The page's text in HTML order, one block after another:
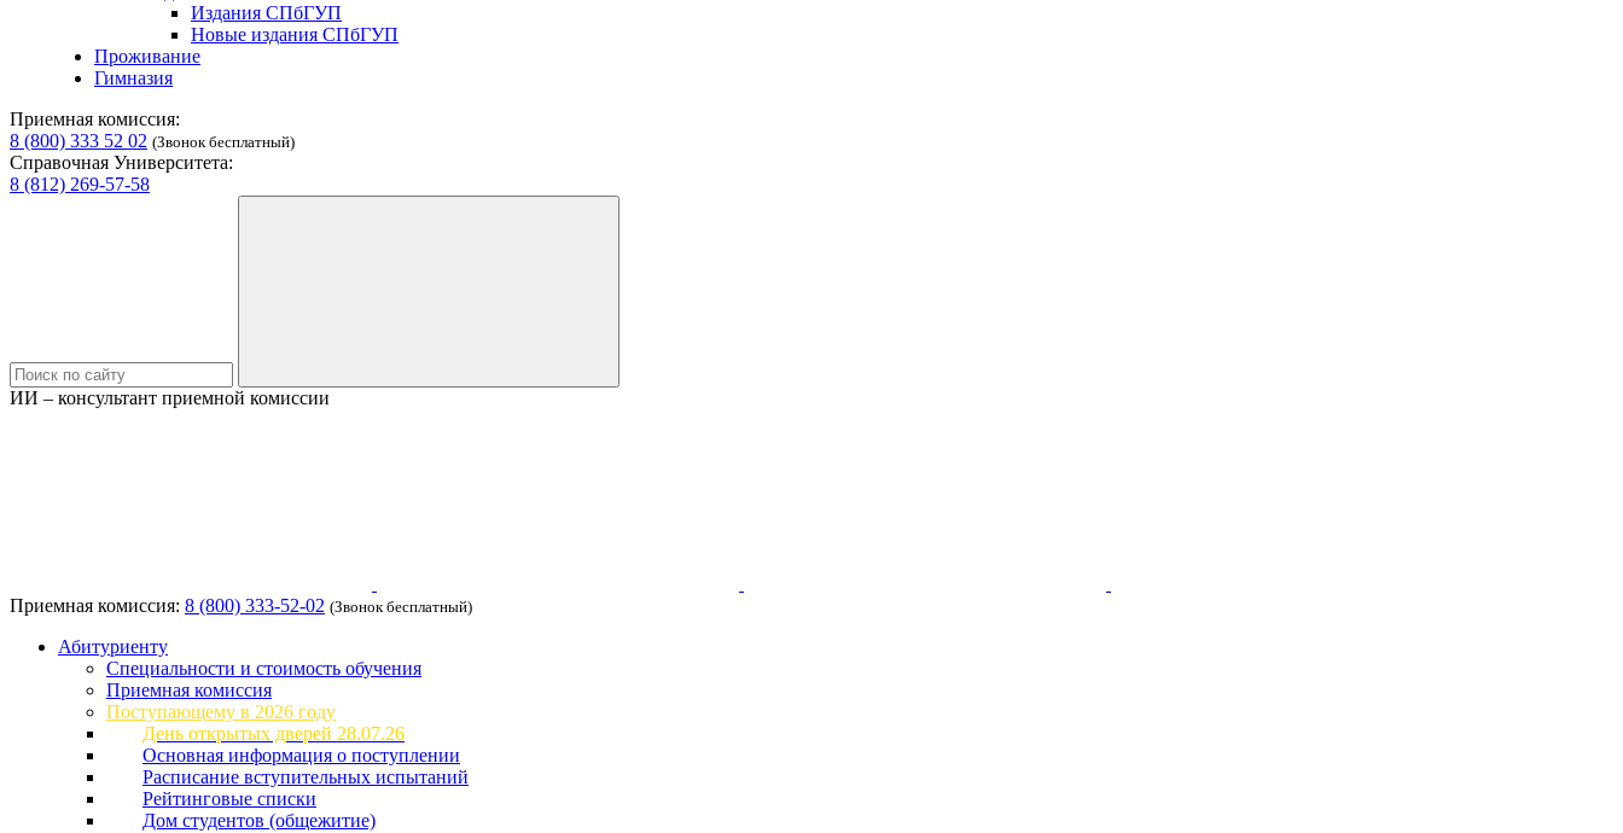
Издания СПбГУП
Новые издания СПбГУП
Проживание
Гимназия
Приемная комиссия:
8 (800) 333 52 02 (Звонок бесплатный)
Справочная Университета:
8 (812) 269-57-58
ИИ – консультант приемной комиссии
Приемная комиссия: 8 (800) 333-52-02 (Звонок бесплатный)
Абитуриенту
Специальности и стоимость обучения
Приемная комиссия
Поступающему в 2026 году
День открытых дверей 28.07.26
Основная информация о поступлении
Расписание вступительных испытаний
Рейтинговые списки
Дом студентов (общежитие)